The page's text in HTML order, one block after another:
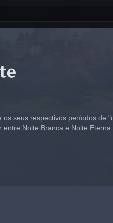
seus respectivos períodos de
Noite Branca e Noite Eterna.